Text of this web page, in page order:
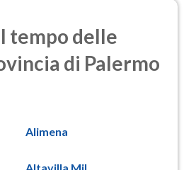
tempo delle
di Palermo
Alimena